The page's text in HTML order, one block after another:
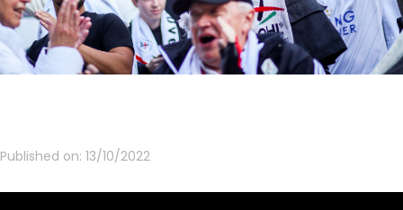
Published on: 13/10/2022